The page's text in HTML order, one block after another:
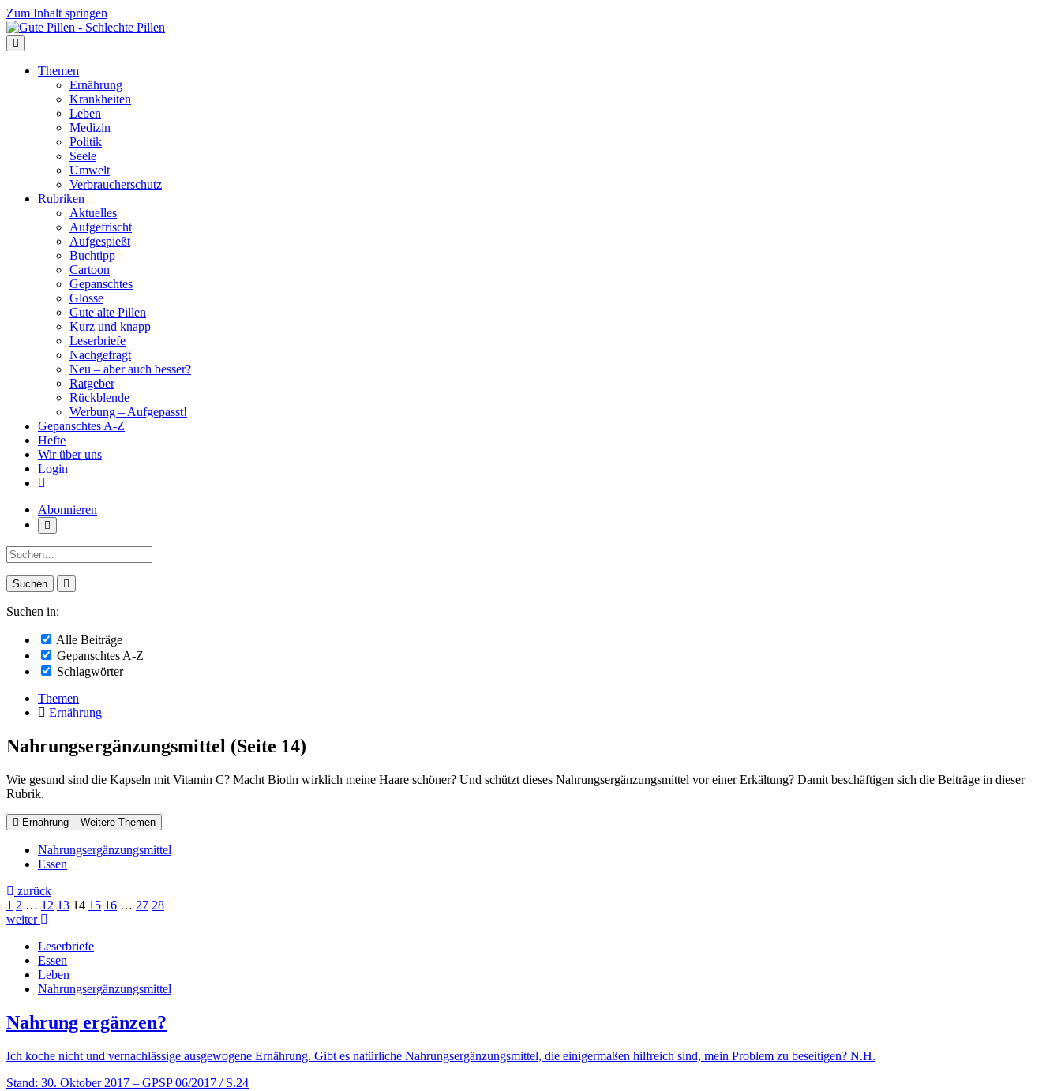
Zum Inhalt springen
Themen
Ernährung
Krankheiten
Leben
Medizin
Politik
Seele
Umwelt
Verbraucherschutz
Rubriken
Aktuelles
Aufgefrischt
Aufgespießt
Buchtipp
Cartoon
Gepanschtes
Glosse
Gute alte Pillen
Kurz und knapp
Leserbriefe
Nachgefragt
Neu – aber auch besser?
Ratgeber
Rückblende
Werbung – Aufgepasst!
Gepanschtes A-Z
Hefte
Wir über uns
Login
Abonnieren
Suche:
Suchen in:
Alle Beiträge
Gepanschtes A-Z
Schlagwörter
Themen
Ernährung
Nahrungsergänzungsmittel (Seite 14)
Wie gesund sind die Kapseln mit Vitamin C? Macht Biotin wirklich meine Haare schöner? Und schützt dieses Nahrungsergänzungsmittel vor einer Erkältung? Damit beschäftigen sich die Beiträge in dieser
Rubrik.
Ernährung – Weitere Themen
Nahrungsergänzungsmittel
Essen
zurück
1 2 … 12 13 14 15 16 … 27 28
weiter
Leserbriefe
Essen
Leben
Nahrungsergänzungsmittel
Nahrung ergänzen?
Ich koche nicht und vernachlässige ausgewogene Ernährung. Gibt es natürliche Nahrungsergänzungsmittel, die einigermaßen hilfreich sind, mein Problem zu beseitigen? N.H.
Stand: 30. Oktober 2017 – GPSP 06/2017 / S.24